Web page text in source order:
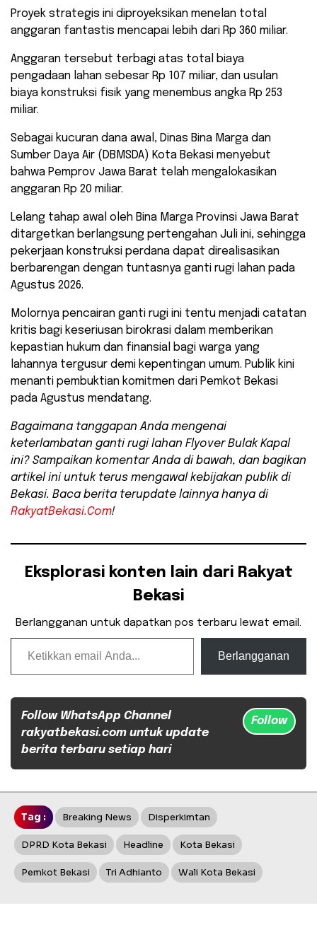
​Proyek strategis ini diproyeksikan menelan total
anggaran fantastis mencapai lebih dari Rp 360 miliar.
Anggaran tersebut terbagi atas total biaya
pengadaan lahan sebesar Rp 107 miliar, dan usulan
biaya konstruksi fisik yang menembus angka Rp 253
miliar.
​Sebagai kucuran dana awal, Dinas Bina Marga dan
Sumber Daya Air (DBMSDA) Kota Bekasi menyebut
bahwa Pemprov Jawa Barat telah mengalokasikan
anggaran Rp 20 miliar.
Lelang tahap awal oleh Bina Marga Provinsi Jawa Barat
ditargetkan berlangsung pertengahan Juli ini, sehingga
pekerjaan konstruksi perdana dapat direalisasikan
berbarengan dengan tuntasnya ganti rugi lahan pada
Agustus 2026.
Molornya pencairan ganti rugi ini tentu menjadi catatan
kritis bagi keseriusan birokrasi dalam memberikan
kepastian hukum dan finansial bagi warga yang
lahannya tergusur demi kepentingan umum. Publik kini
menanti pembuktian komitmen dari Pemkot Bekasi
pada Agustus mendatang.
Bagaimana tanggapan Anda mengenai
keterlambatan ganti rugi lahan Flyover Bulak Kapal
ini? Sampaikan komentar Anda di bawah, dan bagikan
artikel ini untuk terus mengawal kebijakan publik di
Bekasi. Baca berita terupdate lainnya hanya di
RakyatBekasi.Com!
Eksplorasi konten lain dari Rakyat
Bekasi
Berlangganan untuk dapatkan pos terbaru lewat email.
Ketikkan email Anda...
Berlangganan
Follow WhatsApp Channel
rakyatbekasi.com untuk update
berita terbaru setiap hari
Follow
Tag : Breaking News Disperkimtan
DPRD Kota Bekasi Headline Kota Bekasi
Pemkot Bekasi Tri Adhianto Wali Kota Bekasi